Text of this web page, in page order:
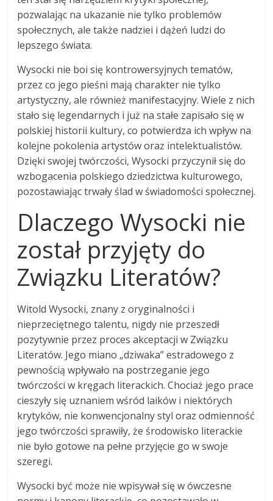
pozwalając na ukazanie nie tylko problemów
społecznych, ale także nadziei i dążeń ludzi do
lepszego świata.
Wysocki nie boi się kontrowersyjnych tematów,
przez co jego pieśni mają charakter nie tylko
artystyczny, ale również manifestacyjny. Wiele z nich
stało się legendarnych i już na stałe zapisało się w
polskiej historii kultury, co potwierdza ich wpływ na
kolejne pokolenia artystów oraz intelektualistów.
Dzięki swojej twórczości, Wysocki przyczynił się do
wzbogacenia polskiego dziedzictwa kulturowego,
pozostawiając trwały ślad w świadomości społecznej.
Dlaczego Wysocki nie
został przyjęty do
Związku Literatów?
Witold Wysocki, znany z oryginalności i
nieprzeciętnego talentu, nigdy nie przeszedł
pozytywnie przez proces akceptacji w Związku
Literatów. Jego miano „dziwaka” estradowego z
pewnością wpływało na postrzeganie jego
twórczości w kręgach literackich. Chociaż jego prace
cieszyły się uznaniem wśród laików i niektórych
krytyków, nie konwencjonalny styl oraz odmienność
jego twórczości sprawiły, że środowisko literackie
nie było gotowe na pełne przyjęcie go w swoje
szeregi.
Wysocki być może nie wpisywał się w ówczesne